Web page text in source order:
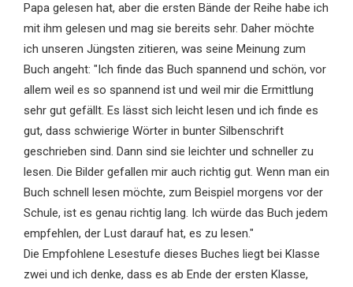
Papa gelesen hat, aber die ersten Bände der Reihe habe ich
mit ihm gelesen und mag sie bereits sehr. Daher möchte
ich unseren Jüngsten zitieren, was seine Meinung zum
Buch angeht: "Ich finde das Buch spannend und schön, vor
allem weil es so spannend ist und weil mir die Ermittlung
sehr gut gefällt. Es lässt sich leicht lesen und ich finde es
gut, dass schwierige Wörter in bunter Silbenschrift
geschrieben sind. Dann sind sie leichter und schneller zu
lesen. Die Bilder gefallen mir auch richtig gut. Wenn man ein
Buch schnell lesen möchte, zum Beispiel morgens vor der
Schule, ist es genau richtig lang. Ich würde das Buch jedem
empfehlen, der Lust darauf hat, es zu lesen."
Die Empfohlene Lesestufe dieses Buches liegt bei Klasse
zwei und ich denke, dass es ab Ende der ersten Klasse,